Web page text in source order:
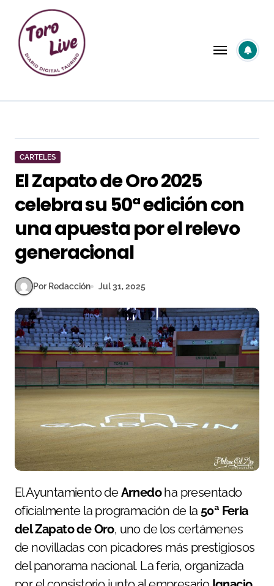
contenido
CARTELES
El Zapato de Oro 2025
celebra su 50ª edición con
una apuesta por el relevo
generacional
Por Redacción Jul 31, 2025
El Ayuntamiento deArnedoha presentado
oficialmente la programación de la 50ª Feria
del Zapato de Oro, uno de los certámenes
de novilladas con picadores más prestigiosos
del panorama nacional. La feria, organizada